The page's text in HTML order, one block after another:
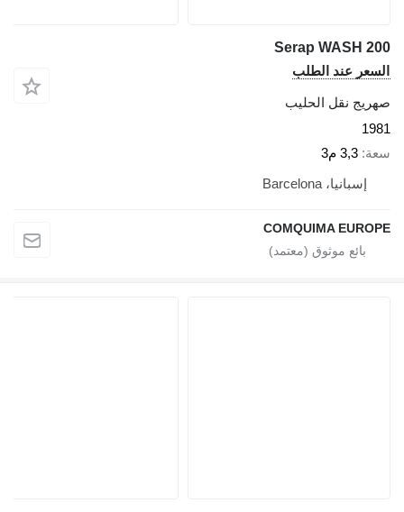
Serap WASH 200
السعر عند الطلب
صهريج نقل الحليب
1981
سعة 3,3 م3
إسبانيا، Barcelona
COMQUIMA EUROPE